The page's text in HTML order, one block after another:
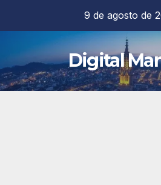
contenido
9 de agosto de
Digital